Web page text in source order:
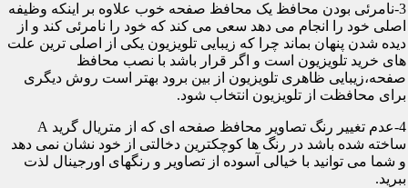
3-نامرئی بودن محافظ یک محافظ صفحه خوب علاوه بر اینکه وظیفه
اصلی خود را انجام می دهد سعی می کند که خود را نامرئی کند و از
دیده شدن پنهان بماند چرا که زیبایی تلویزیون یکی از اصلی ترین علت
های خرید تلویزیون است و اگر قرار باشد با نصب محافظ
صفحه،زیبایی ظاهری تلویزیون از بین برود بهتر است روش دیگری
برای محافظت از تلویزیون انتخاب شود.
4-عدم تغییر رنگ تصاویر محافظ صفحه ای که از متریال گرید A
ساخته شده باشد در رنگ ها کوچکترین دخالتی از خود نشان نمی دهد
و شما می توانید با خیالی آسوده از تصاویر و رنگهای اورجینال لذت
ببرید.